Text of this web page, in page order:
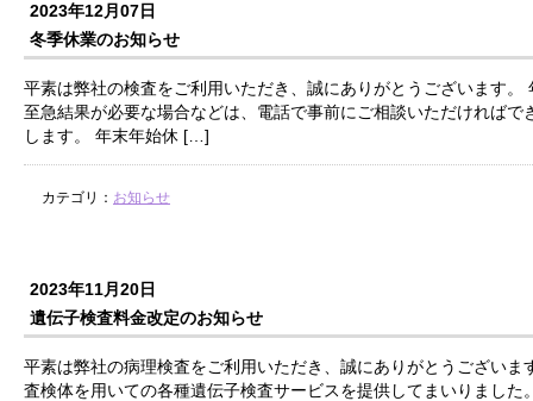
2023年12月07日
冬季休業のお知らせ
平素は弊社の検査をご利用いただき、誠にありがとうございます
至急結果が必要な場合などは、電話で事前にご相談いただければ
します。 年末年始休 […]
カテゴリ： お知らせ
2023年11月20日
遺伝子検査料金改定のお知らせ
平素は弊社の病理検査をご利用いただき、誠にありがとうござい
査検体を用いての各種遺伝子検査サービスを提供してまいりまし